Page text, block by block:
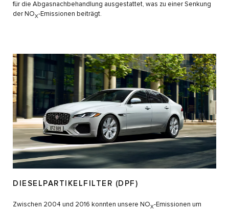
für die Abgasnachbehandlung ausgestattet, was zu einer Senkung
der NOX-Emissionen beiträgt.
DIESELPARTIKELFILTER (DPF)
Zwischen 2004 und 2016 konnten unsere NOX-Emissionen um